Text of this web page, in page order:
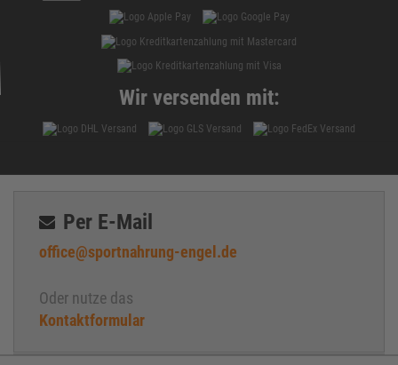
Eiweiss
Fett
Freie Radikale
Gesättigte Fette
Ginseng
Wir versenden mit:
Per E-Mail
office@sportnahrung-engel.de
Oder nutze das
Kontaktformular